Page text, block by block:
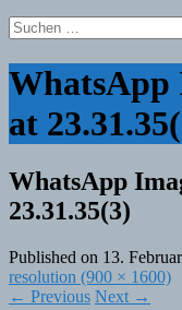
Suchen
nach:
WhatsApp
at
WhatsApp
23.31.35(3)
Published on 13.
resolution (900 × 1600)
← Previous Next →